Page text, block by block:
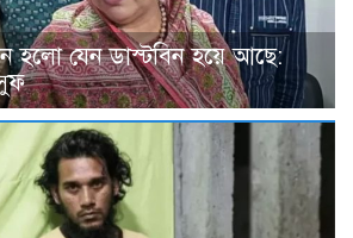
হলো যেন ডাস্টবিন হয়ে আছে: